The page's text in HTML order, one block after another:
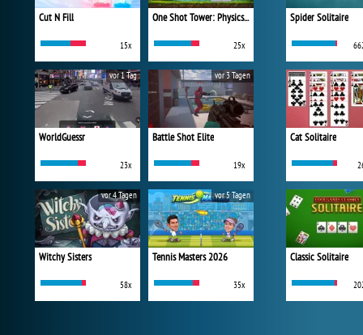
Cut N Fill
15x
One Shot Tower: Physics Destroyer
25x
WorldGuessr
23x
vor 1 Tag
Battle Shot Elite
19x
vor 3 Tagen
Witchy Sisters
58x
vor 4 Tagen
Tennis Masters 2026
35x
vor 5 Tagen
Spider Solitaire
Cat Solitaire
Classic Solitaire